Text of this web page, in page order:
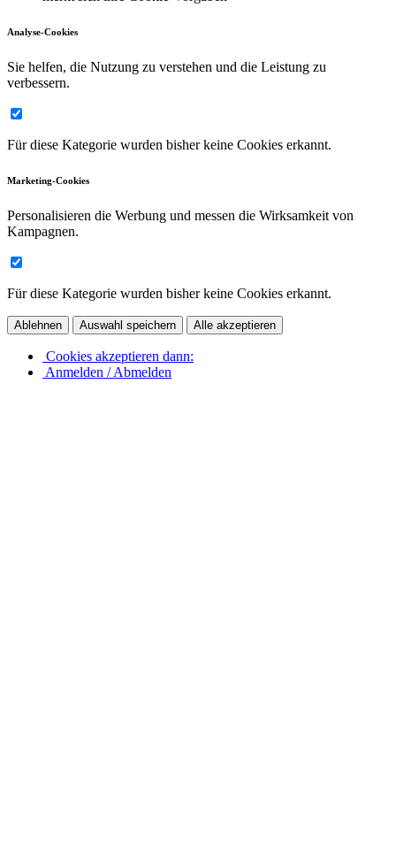
Analyse-Cookies
Sie helfen, die Nutzung zu verstehen und die Leistung zu
verbessern.
Für diese Kategorie wurden bisher keine Cookies erkannt.
Marketing-Cookies
Personalisieren die Werbung und messen die Wirksamkeit von
Kampagnen.
Für diese Kategorie wurden bisher keine Cookies erkannt.
Ablehnen Auswahl speichern Alle akzeptieren
Cookies akzeptieren dann:
Anmelden / Abmelden